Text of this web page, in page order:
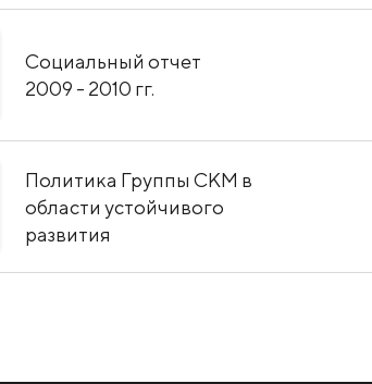
Социальный отчет
2009 - 2010 гг.
Политика Группы СКМ в
области устойчивого
развития